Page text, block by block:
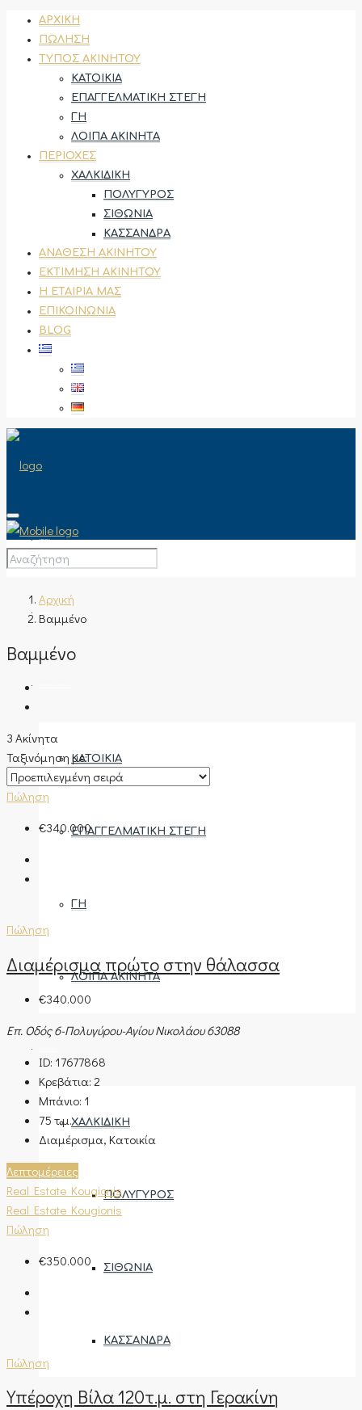
ΑΡΧΙΚΉ
ΠΏΛΗΣΗ
ΤΎΠΟΣ ΑΚΙΝΉΤΟΥ
ΚΑΤΟΙΚΊΑ
ΕΠΑΓΓΕΛΜΑΤΙΚΉ ΣΤΈΓΗ
ΓΗ
ΛΟΙΠΆ ΑΚΊΝΗΤΑ
ΠΕΡΙΟΧΈΣ
ΧΑΛΚΙΔΙΚΉ
ΠΟΛΎΓΥΡΟΣ
ΣΙΘΩΝΊΑ
ΚΑΣΣΆΝΔΡΑ
ΑΝΆΘΕΣΗ ΑΚΙΝΉΤΟΥ
ΕΚΤΊΜΗΣΗ ΑΚΙΝΉΤΟΥ
Η ΕΤΑΙΡΊΑ ΜΑΣ
ΕΠΙΚΟΙΝΩΝΊΑ
BLOG
ΑΡΧΙΚΉ
ΚΑΤΟΙΚΊΑ
ΕΠΑΓΓΕΛΜΑΤΙΚΉ ΣΤΈΓΗ
ΓΗ
ΛΟΙΠΆ ΑΚΊΝΗΤΑ
ΧΑΛΚΙΔΙΚΉ
ΠΟΛΎΓΥΡΟΣ
ΣΙΘΩΝΊΑ
ΚΑΣΣΆΝΔΡΑ
Αρχική
Βαμμένο
Βαμμένο
3 Ακίνητα
Ταξινόμηση με:
Πώληση
€340.000
Πώληση
Διαμέρισμα πρώτο στην θάλασσα
€340.000
Επ. Οδός 6-Πολυγύρου-Αγίου Νικολάου 63088
ID: 17677868
Κρεβάτια: 2
Μπάνιο: 1
75 τ.μ.
Διαμέρισμα, Κατοικία
Λεπτομέρειες
Real Estate Kougionis
Real Estate Kougionis
Πώληση
€350.000
Πώληση
Υπέροχη Βίλα 120τ.μ. στη Γερακίνη